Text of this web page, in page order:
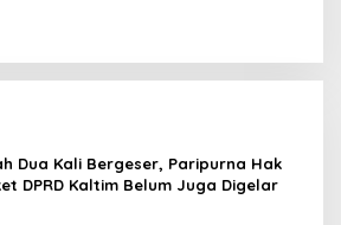
Dua Kali Bergeser, Paripurna Hak
DPRD Kaltim Belum Juga Digelar